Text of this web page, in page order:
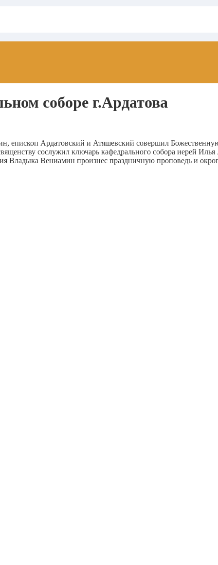
соборе г.Ардатова
епископ Ардатовский и Атяшевский совершил
сослужил ключарь кафедрального собора иерей Илья
Вениамин произнес праздничную проповедь и